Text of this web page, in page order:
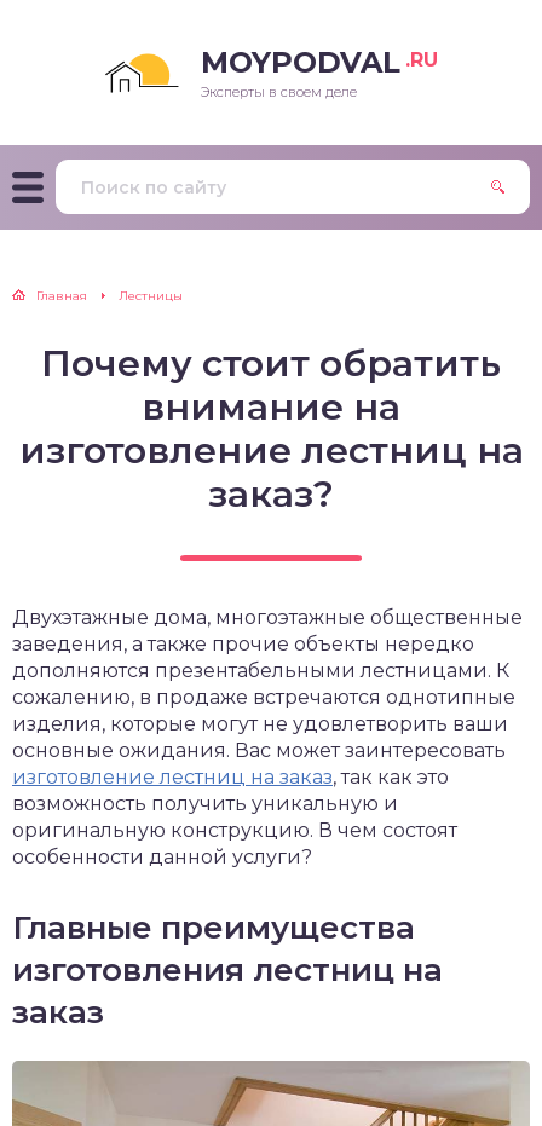
MOYPODVAL .RU
Эксперты в своем деле
Главная Лестницы
Почему стоит обратить
внимание на
изготовление лестниц на
заказ?
Двухэтажные дома, многоэтажные общественные
заведения, а также прочие объекты нередко
дополняются презентабельными лестницами. К
сожалению, в продаже встречаются однотипные
изделия, которые могут не удовлетворить ваши
основные ожидания. Вас может заинтересовать
изготовление лестниц на заказ, так как это
возможность получить уникальную и
оригинальную конструкцию. В чем состоят
особенности данной услуги?
Главные преимущества
изготовления лестниц на
заказ